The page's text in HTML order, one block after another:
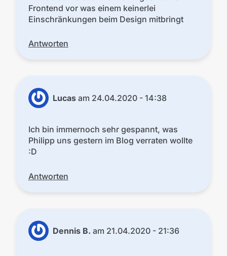
Frontend vor was einem keinerlei
Einschränkungen beim Design mitbringt
Antworten
Lucas am 24.04.2020 - 14:38
Ich bin immernoch sehr gespannt, was
Philipp uns gestern im Blog verraten wollte
:D
Antworten
Dennis B. am 21.04.2020 - 21:36